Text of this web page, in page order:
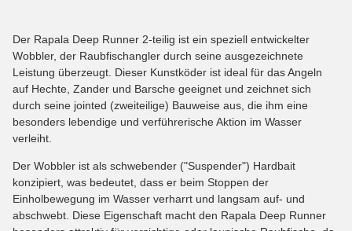
Der Rapala Deep Runner 2-teilig ist ein speziell entwickelter
Wobbler, der Raubfischangler durch seine ausgezeichnete
Leistung überzeugt. Dieser Kunstköder ist ideal für das Angeln
auf Hechte, Zander und Barsche geeignet und zeichnet sich
durch seine jointed (zweiteilige) Bauweise aus, die ihm eine
besonders lebendige und verführerische Aktion im Wasser
verleiht.
Der Wobbler ist als schwebender ("Suspender") Hardbait
konzipiert, was bedeutet, dass er beim Stoppen der
Einholbewegung im Wasser verharrt und langsam auf- und
abschwebt. Diese Eigenschaft macht den Rapala Deep Runner